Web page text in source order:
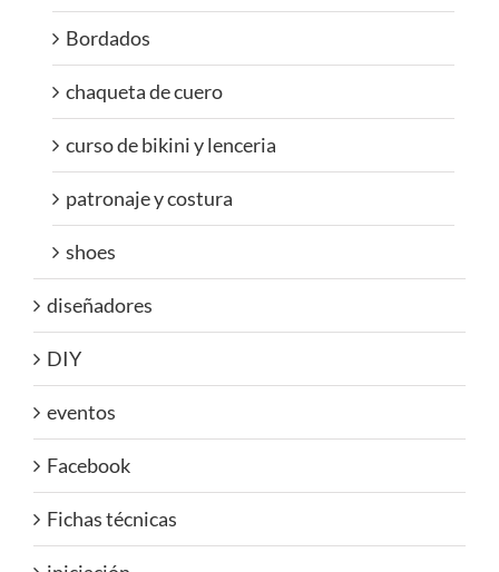
Bordados
chaqueta de cuero
curso de bikini y lenceria
patronaje y costura
shoes
diseñadores
DIY
eventos
Facebook
Fichas técnicas